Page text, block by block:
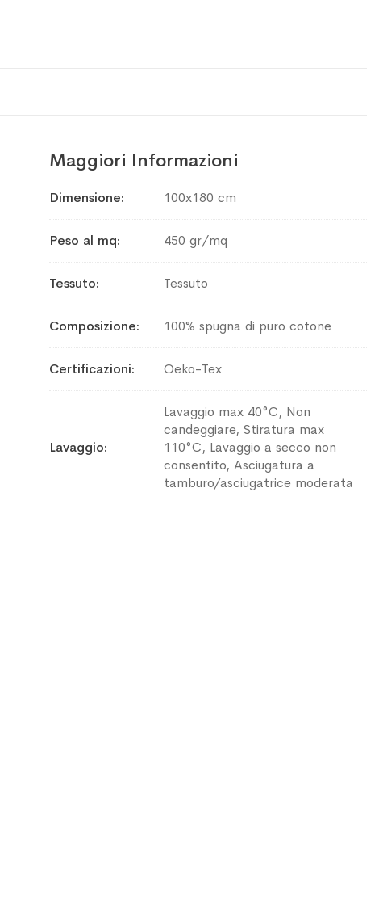
Maggiori Informazioni
Informazioni
Dimensione 100x180 cm
Peso al mq 450 gr/mq
Tessuto Tessuto
Composizione 100% spugna di puro cotone
Certificazioni Oeko-Tex
Lavaggio
Lavaggio max 40°C, Non
candeggiare, Stiratura max
110°C, Lavaggio a secco non
consentito, Asciugatura a
tamburo/asciugatrice moderata